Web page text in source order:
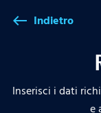
west Indietro
Inserisci i dati
e